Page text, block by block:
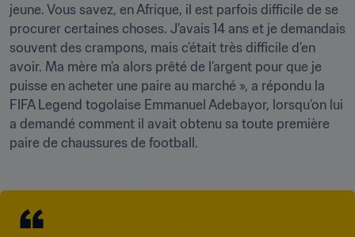
jeune. Vous savez, en Afrique, il est parfois difficile de se
procurer certaines choses. J’avais 14 ans et je demandais
souvent des crampons, mais c’était très difficile d’en
avoir. Ma mère m’a alors prêté de l’argent pour que je
puisse en acheter une paire au marché », a répondu la
FIFA Legend togolaise Emmanuel Adebayor, lorsqu’on lui
a demandé comment il avait obtenu sa toute première
paire de chaussures de football.